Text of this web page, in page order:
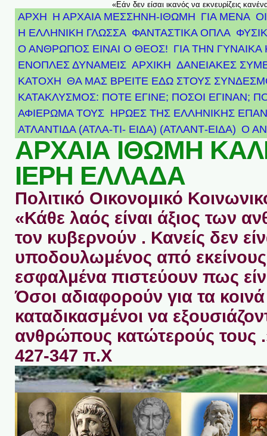
«Εάν δεν είσαι ικανός να εκνευρίζεις
ΑΡΧΗ Η ΑΡΧΑΙΑ ΜΕΣΣΗΝΗ-ΙΘΩΜΗ ΓΙΑ ΜΕΝΑ
Η ΕΛΛΗΝΙΚΗ ΓΛΩΣΣΑ ΦΑΝΤΑΣΤΙΚΑ ΟΠΛΑ
Ο ΑΝΘΡΩΠΟΣ ΕΙΝΑΙ Ο ΘΕΟΣ! ΓΙΑ ΤΗΝ ΓΥΝΑΙΚΑ
ΕΝΟΠΛΕΣ ΔΥΝΑΜΕΙΣ ΑΡΧΙΚΉ ΔΑΝΕΙΑΚΕΣ
ΚΑΤΟΧΗ ΘΑ ΜΑΣ ΒΡΕΙΤΕ ΕΔΩ ΣΤΟΥΣ
ΚΑΤΑΚΛΥΣΜΟΣ: ΠΟΤΕ ΕΓΙΝΕ; ΠΟΣΟΙ ΕΓΙΝΑΝ;
ΑΦΙΈΡΩΜΑ ΤΟΥΣ ΉΡΩΕΣ ΤΗΣ ΕΛΛΗΝΙΚΉΣ
ΑΤΛΑΝΤΊΔΑ (ΑΤΛΑ-ΤΙ- ΕΙΔΑ) (ΑΤΛΑΝΤ-ΕΙΔΑ) Ο
ΑΡΧΑΙΑ ΙΘΩΜΗ
ΙΕΡΗ ΕΛΛΑΔΑ
Πολιτικό Οικονομικό
«Κάθε λαός είναι άξιος των
τον κυβερνούν . Κανείς δεν
υποδουλωμένος από
εσφαλμένα πιστεύουν πως
Όσοι αδιαφορούν για τα κοινά
καταδικασμένοι να
ανθρώπους κατώτερούς τους
427-347 π.Χ